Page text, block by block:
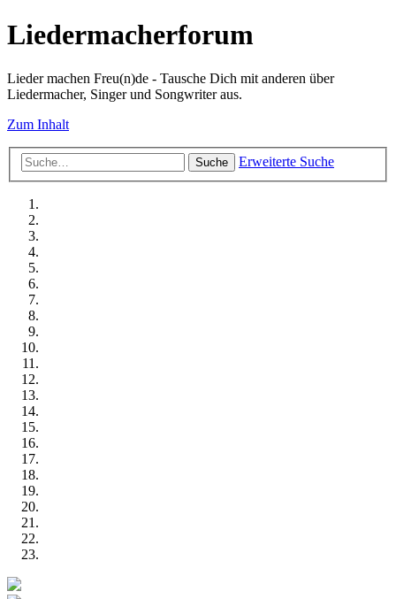
Liedermacherforum
Lieder machen Freu(n)de - Tausche Dich mit anderen über
Liedermacher, Singer und Songwriter aus.
Zum Inhalt
Suche Erweiterte Suche